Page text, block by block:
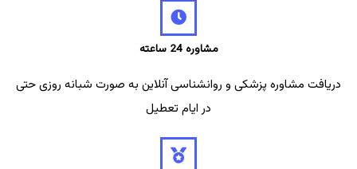
مشاوره 24 ساعته
دریافت مشاوره پزشکی و روانشناسی آنلاین به صورت شبانه روزی حتی
در ایام تعطیل